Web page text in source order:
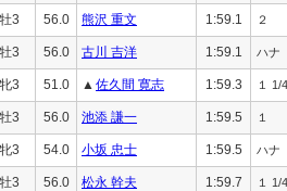
牡3 56.0 熊沢 重文 1:59.1 ２
牡3 56.0 古川 吉洋 1:59.1 ハナ
牝3 51.0 ▲ 佐久間 寛志 1:59.3 １ 1/4
牡3 56.0 池添 謙一 1:59.5 １
牝3 54.0 小坂 忠士 1:59.5 ハナ
牡3 56.0 松永 幹夫 1:59.7 １ 1/4